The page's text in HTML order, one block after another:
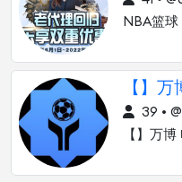
NBA篮球
【】万
39 •
【】万博